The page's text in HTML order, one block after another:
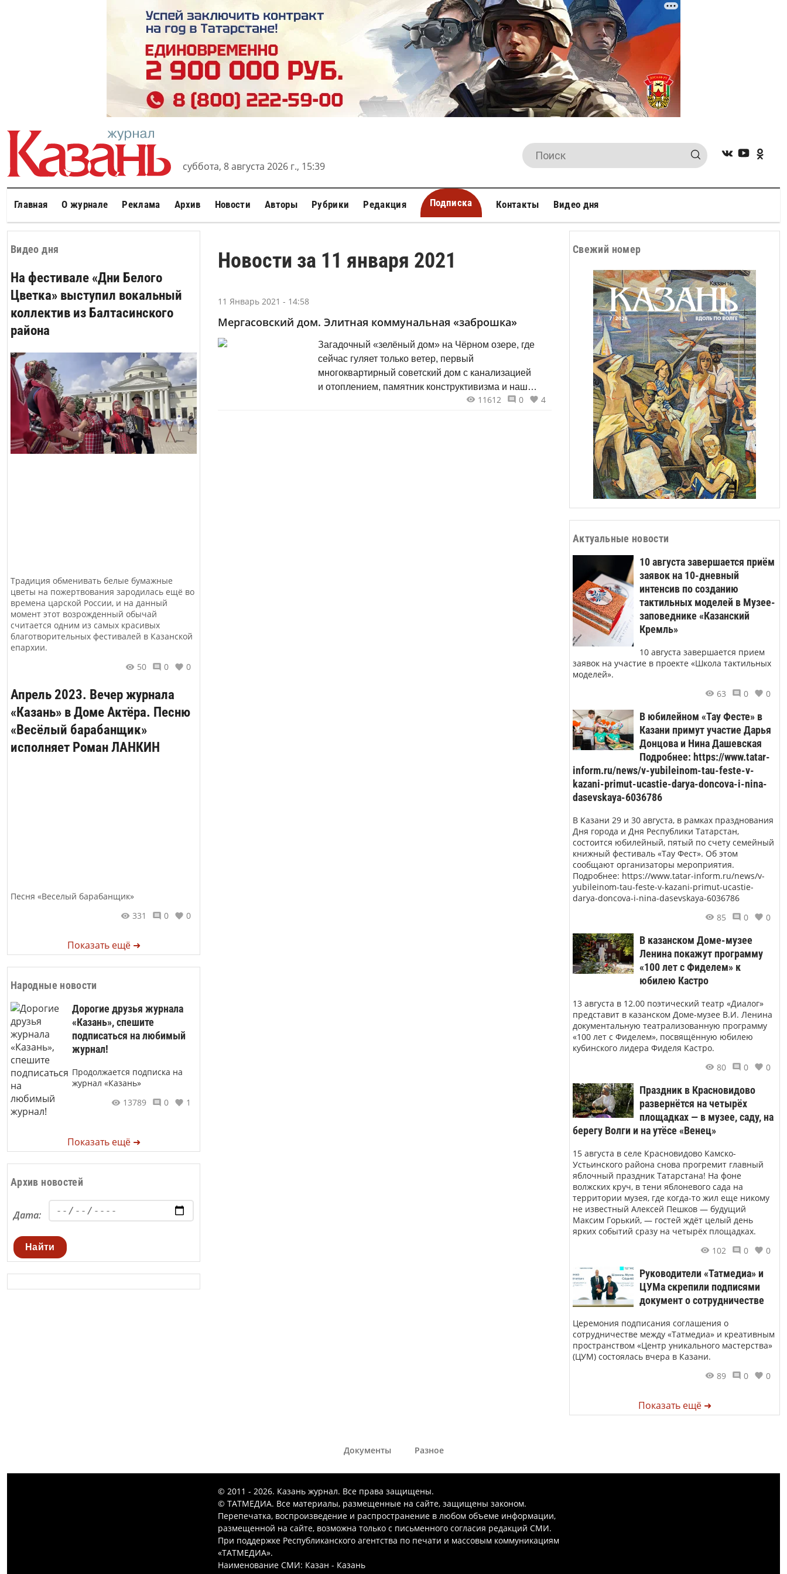
суббота, 8 августа 2026 г., 15:39
Главная О журнале Реклама Архив Новости Авторы Рубрики Редакция Подписка Контакты Видео дня
Видео дня
На фестивале «Дни Белого
Цветка» выступил вокальный
коллектив из Балтасинского
района
Традиция обменивать белые бумажные
цветы на пожертвования зародилась ещё во
времена царской России, и на данный
момент этот возрожденный обычай
считается одним из самых красивых
благотворительных фестивалей в Казанской
епархии.
50
0 0
Апрель 2023. Вечер журнала
«Казань» в Доме Актёра. Песню
«Весёлый барабанщик»
исполняет Роман ЛАНКИН
Песня «Веселый барабанщик»
331
0 0
Показать ещё ➜
Народные новости
Дорогие друзья журнала
«Казань», спешите
подписаться на любимый
журнал!
Продолжается подписка на
журнал «Казань»
13789
0 1
Показать ещё ➜
Архив новостей
Дата:
Найти
Новости за 11 января 2021
11 Январь 2021 - 14:58
Мергасовский дом. Элитная коммунальная «заброшка»
Загадочный «зелёный дом» на Чёрном озере, где
сейчас гуляет только ветер, первый
многоквартирный советский дом с канализацией
и отоплением, памятник конструктивизма и наш
вариант знаменитого московского «Дома на
11612 0 4
Свежий номер
Актуальные новости
10 августа завершается приём
заявок на 10-дневный
интенсив по созданию
тактильных моделей в Музее-
заповеднике «Казанский
Кремль»
10 августа завершается прием
заявок на участие в проекте «Школа тактильных
моделей».
63
0 0
В юбилейном «Тау Фесте» в
Казани примут участие Дарья
Донцова и Нина Дашевская
Подробнее: https://www.tatar-
inform.ru/news/v-yubileinom-tau-feste-v-
kazani-primut-ucastie-darya-doncova-i-nina-
dasevskaya-6036786
В Казани 29 и 30 августа, в рамках празднования
Дня города и Дня Республики Татарстан,
состоится юбилейный, пятый по счету семейный
книжный фестиваль «Тау Фест». Об этом
сообщают организаторы мероприятия.
Подробнее: https://www.tatar-inform.ru/news/v-
yubileinom-tau-feste-v-kazani-primut-ucastie-
darya-doncova-i-nina-dasevskaya-6036786
85
0 0
В казанском Доме-музее
Ленина покажут программу
«100 лет с Фиделем» к
юбилею Кастро
13 августа в 12.00 поэтический театр «Диалог»
представит в казанском Доме-музее В.И. Ленина
документальную театрализованную программу
«100 лет с Фиделем», посвящённую юбилею
кубинского лидера Фиделя Кастро.
80
0 0
Праздник в Красновидово
развернётся на четырёх
площадках — в музее, саду, на
берегу Волги и на утёсе «Венец»
15 августа в селе Красновидово Камско-
Устьинского района снова прогремит главный
яблочный праздник Татарстана! На фоне
волжских круч, в тени яблоневого сада на
территории музея, где когда-то жил еще никому
не известный Алексей Пешков — будущий
Максим Горький, — гостей ждёт целый день
ярких событий сразу на четырёх площадках.
102
0 0
Руководители «Татмедиа» и
ЦУМа скрепили подписями
документ о сотрудничестве
Церемония подписания соглашения о
сотрудничестве между «Татмедиа» и креативным
пространством «Центр уникального мастерства»
(ЦУМ) состоялась вчера в Казани.
89
0 0
Показать ещё ➜
Документы Разное
© 2011 - 2026. Казань журнал. Все права защищены.
© ТАТМЕДИА. Все материалы, размещенные на сайте, защищены законом.
Перепечатка, воспроизведение и распространение в любом объеме информации,
размещенной на сайте, возможна только с письменного согласия редакций СМИ.
При поддержке Республиканского агентства по печати и массовым коммуникациям
«ТАТМЕДИА».
Наименование СМИ: Казан - Казань